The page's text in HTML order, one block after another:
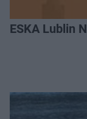
ESKA Lublin